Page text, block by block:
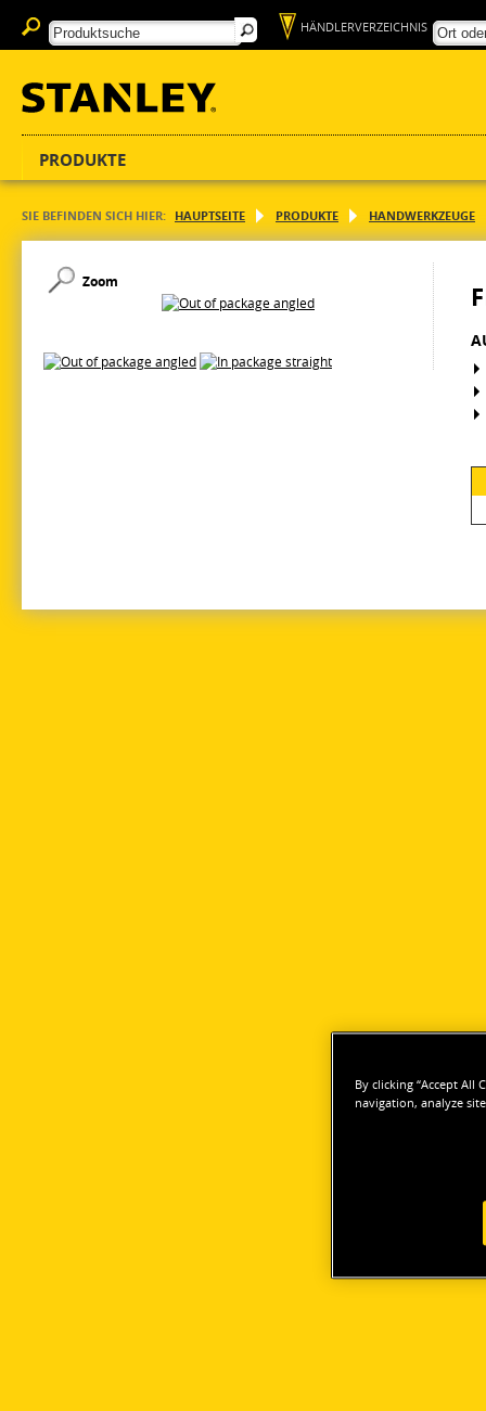
HÄNDLERVERZEICHNIS
PRODUKTE
SIE BEFINDEN SICH HIER: HAUPTSEITE PRODUKTE HANDWERKZEUGE
Zoom
By clicking “Accept All
navigation, analyze